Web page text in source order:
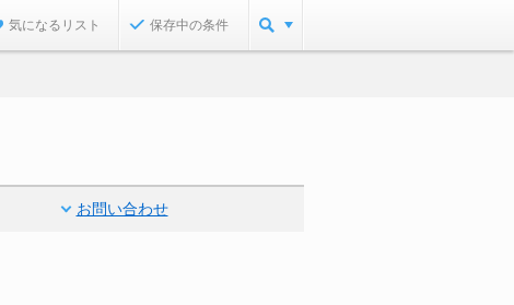
気になるリスト 保存中の条件
お問い合わせ